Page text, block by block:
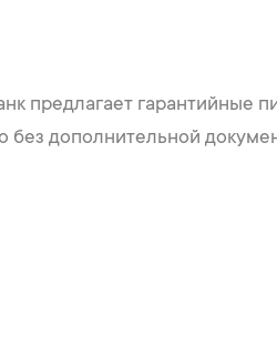
предлагает гарантийные
дополнительной